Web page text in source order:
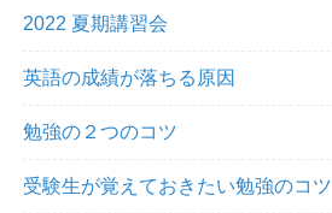
2022 夏期講習会
英語の成績が落ちる原因
勉強の２つのコツ
受験生が覚えておきたい勉強のコツ